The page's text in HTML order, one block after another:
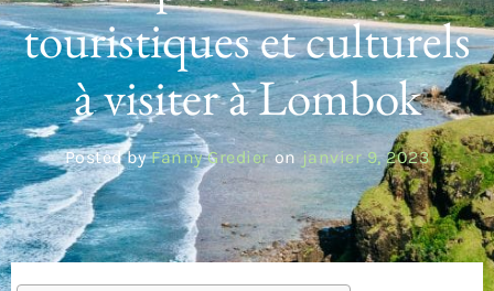
touristiques et culturels
à visiter à Lombok
Posted by Fanny Gredier on janvier 9, 2023